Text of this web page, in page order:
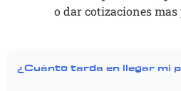
o dar cotizaciones
¿Cuánto tarda en llegar mi